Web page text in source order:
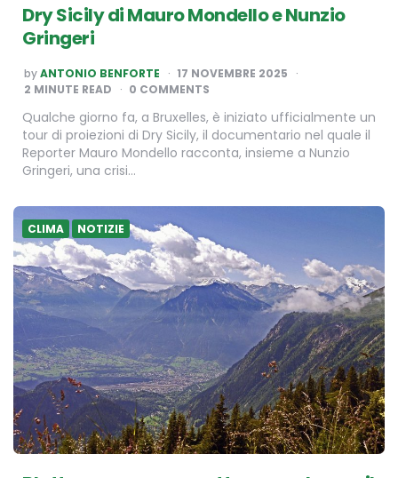
Dry Sicily di Mauro Mondello e Nunzio
Gringeri
POSTED
BY
byANTONIO BENFORTE
17 NOVEMBRE 2025
2 MINUTE READ 0 COMMENTS
Qualche giorno fa, a Bruxelles, è iniziato ufficialmente un
tour di proiezioni di Dry Sicily, il documentario nel quale il
Reporter Mauro Mondello racconta, insieme a Nunzio
Gringeri, una crisi…
CLIMA NOTIZIE